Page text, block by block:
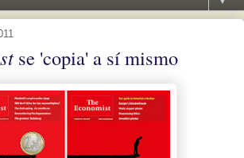
se 'copia' a sí mismo